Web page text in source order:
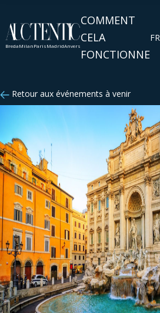
BredaMilanParisMadridAnvers
COMMENT
CELA
FONCTIONNE
FR
Retour aux événements à venir